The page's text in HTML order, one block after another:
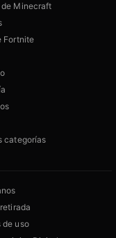
de Minecraft
Fortnite
categorías
de uso